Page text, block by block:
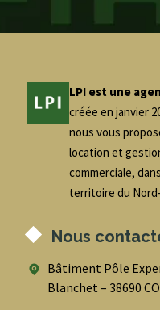
LPI est une
créée en janvier
nous vous
location et
commerciale,
territoire du
Nous
Bâtiment Pôle
Blanchet – 38690